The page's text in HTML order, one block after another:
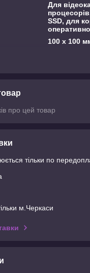
Для
SSD, для
100 х 100
про цей товар
тільки по
м.Черкаси